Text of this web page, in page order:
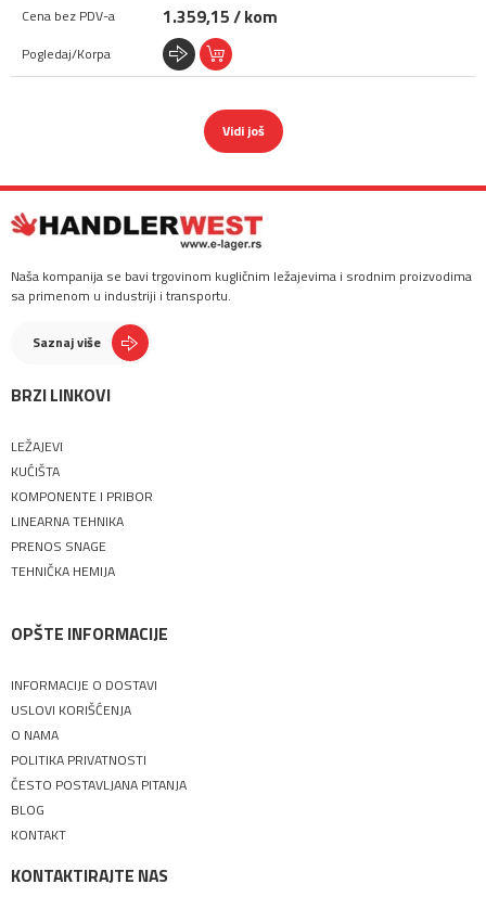
1.359,15 / kom
Vidi još
Naša kompanija se bavi trgovinom kugličnim ležajevima i srodnim proizvodima
sa primenom u industriji i transportu.
Saznaj više
BRZI LINKOVI
LEŽAJEVI
KUĆIŠTA
KOMPONENTE I PRIBOR
LINEARNA TEHNIKA
PRENOS SNAGE
TEHNIČKA HEMIJA
OPŠTE INFORMACIJE
INFORMACIJE O DOSTAVI
USLOVI KORIŠĆENJA
O NAMA
POLITIKA PRIVATNOSTI
ČESTO POSTAVLJANA PITANJA
BLOG
KONTAKT
KONTAKTIRAJTE NAS